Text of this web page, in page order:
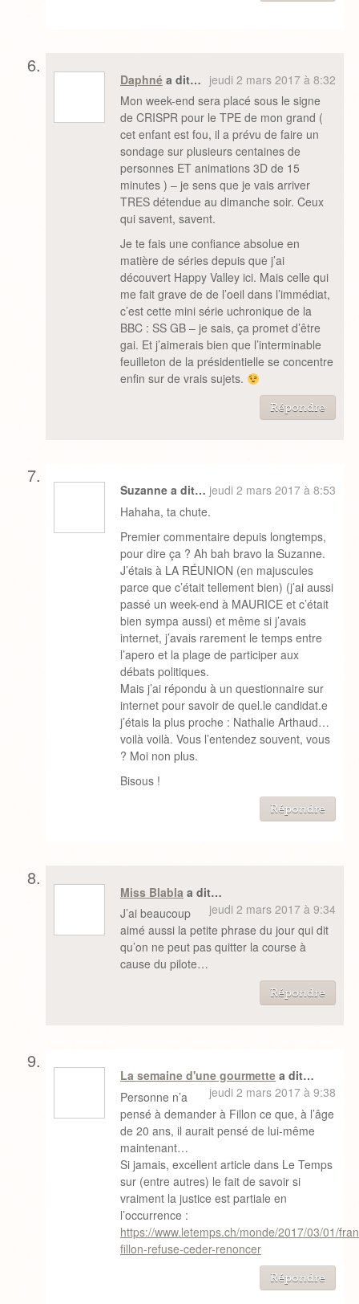
Daphnéa dit… jeudi 2 mars 2017 à 8:32
Mon week-end sera placé sous le signe
de CRISPR pour le TPE de mon grand (
cet enfant est fou, il a prévu de faire un
sondage sur plusieurs centaines de
personnes ET animations 3D de 15
minutes ) – je sens que je vais arriver
TRES détendue au dimanche soir. Ceux
qui savent, savent.
Je te fais une confiance absolue en
matière de séries depuis que j’ai
découvert Happy Valley ici. Mais celle qui
me fait grave de de l’oeil dans l’immédiat,
c’est cette mini série uchronique de la
BBC : SS GB – je sais, ça promet d’être
gai. Et j’aimerais bien que l’interminable
feuilleton de la présidentielle se concentre
enfin sur de vrais sujets.
Répondre
Suzanne a dit… jeudi 2 mars 2017 à 8:53
Hahaha, ta chute.
Premier commentaire depuis longtemps,
pour dire ça ? Ah bah bravo la Suzanne.
J’étais à LA RÉUNION (en majuscules
parce que c’était tellement bien) (j’ai aussi
passé un week-end à MAURICE et c’était
bien sympa aussi) et même si j’avais
internet, j’avais rarement le temps entre
l’apero et la plage de participer aux
débats politiques.
Mais j’ai répondu à un questionnaire sur
internet pour savoir de quel.le candidat.e
j’étais la plus proche : Nathalie Arthaud…
voilà voilà. Vous l’entendez souvent, vous
? Moi non plus.
Bisous !
Répondre
Miss Blabla a dit…
jeudi 2 mars 2017 à 9:34
J’ai beaucoup
aimé aussi la petite phrase du jour qui dit
qu’on ne peut pas quitter la course à
cause du pilote…
Répondre
La semaine d'une gourmettea dit…
jeudi 2 mars 2017 à 9:38
Personne n’a
pensé à demander à Fillon ce que, à l’âge
de 20 ans, il aurait pensé de lui-même
maintenant…
Si jamais, excellent article dans Le Temps
sur (entre autres) le fait de savoir si
vraiment la justice est partiale en
l’occurrence :
https://www.letemps.ch/monde/2017/03/01/
fillon-refuse-ceder-renoncer
Répondre